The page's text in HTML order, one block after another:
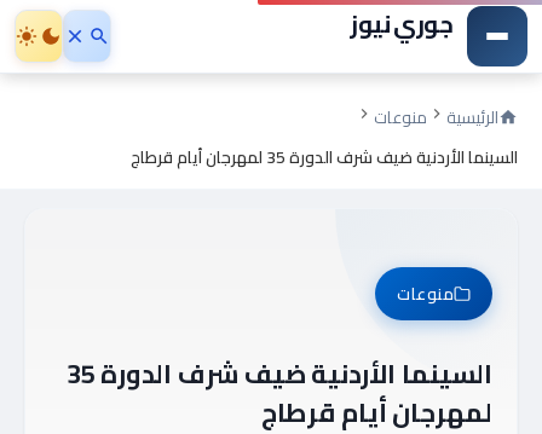
جوري نيوز
الرئيسية
منوعات
السينما الأردنية ضيف شرف الدورة 35 لمهرجان أيام قرطاج
منوعات
السينما الأردنية ضيف شرف الدورة 35
لمهرجان أيام قرطاج